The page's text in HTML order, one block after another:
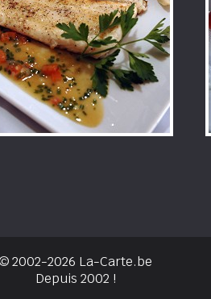
© 2002-2026 La-Carte.be
Depuis 2002 !